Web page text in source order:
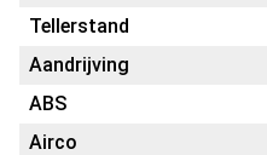
Tellerstand
Aandrijving
ABS
Airco